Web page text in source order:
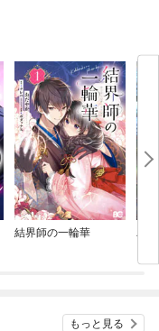
結界師の一輪華
バ
今
もっと見る